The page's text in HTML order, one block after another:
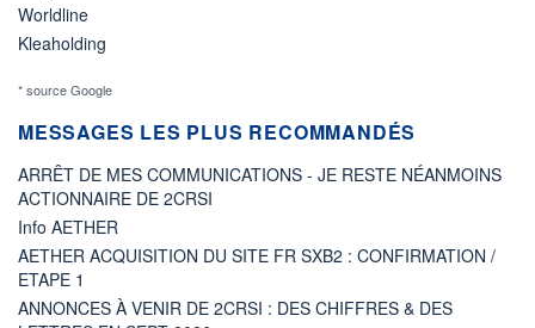
Worldline
Kleaholding
* source Google
MESSAGES LES PLUS RECOMMANDÉS
ARRÊT DE MES COMMUNICATIONS - JE RESTE NÉANMOINS
ACTIONNAIRE DE 2CRSI
Info AETHER
AETHER ACQUISITION DU SITE FR SXB2 : CONFIRMATION /
ETAPE 1
ANNONCES À VENIR DE 2CRSI : DES CHIFFRES & DES